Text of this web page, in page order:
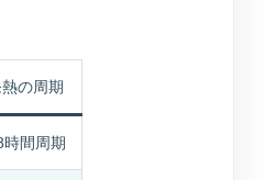
の周期
時間周期